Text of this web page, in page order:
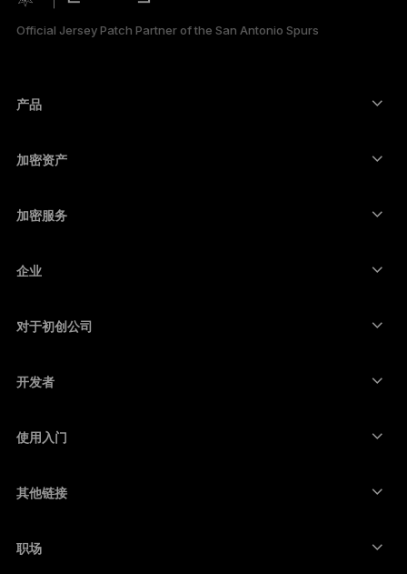
Official Jersey Patch Partner of the San Antonio Spurs
产品
硬件钱包
Ledger Stax
Ledger Nano Classics
捆绑销售
所有产品
加密资产
以太坊钱包
卡尔达诺钱包
门罗币钱包
查看所有资产
加密服务
购买加密货币
互换加密货币
企业
对于初创公司
开发者
使用入门
兼容的钱包和服务
比特币硬件钱包
其他链接
赏金计划
职场